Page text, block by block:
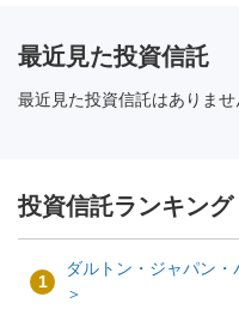
最近見た投資信託
最近見た投資信託はありませ
投資信託ランキング
1
ダルトン・ジャパン
＞